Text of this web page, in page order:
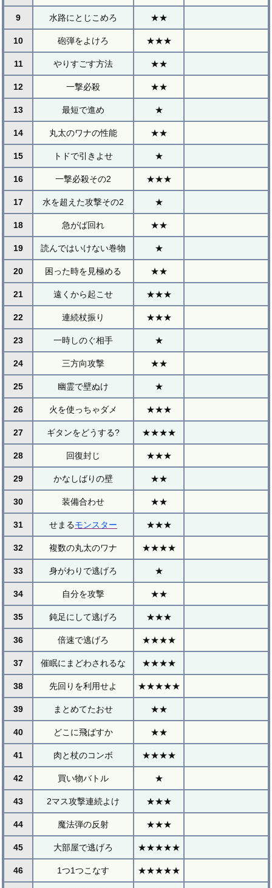
9 水路にとじこめろ ★★
10 砲弾をよけろ ★★★
11 やりすごす方法 ★★
12 一撃必殺 ★★
13 最短で進め ★
14 丸太のワナの性能 ★★
15 トドで引きよせ ★
16 一撃必殺その2 ★★★
17 水を超えた攻撃その2 ★
18 急がば回れ ★★
19 読んではいけない巻物 ★
20 困った時を見極める ★★
21 遠くから起こせ ★★★
22 連続杖振り ★★★
23 一時しのぐ相手 ★
24 三方向攻撃 ★★
25 幽霊で壁ぬけ ★
26 火を使っちゃダメ ★★★
27 ギタンをどうする? ★★★★
28 回復封じ ★★★
29 かなしばりの壁 ★★
30 装備合わせ ★★
31 せまるモンスター ★★★
32 複数の丸太のワナ ★★★★
33 身がわりで逃げろ ★
34 自分を攻撃 ★★
35 鈍足にして逃げろ ★★★
36 倍速で逃げろ ★★★★
37 催眠にまどわされるな ★★★★
38 先回りを利用せよ ★★★★★
39 まとめてたおせ ★★
40 どこに飛ばすか ★★
41 肉と杖のコンボ ★★★★
42 買い物バトル ★
43 2マス攻撃連続よけ ★★★
44 魔法弾の反射 ★★★
45 大部屋で逃げろ ★★★★★
46 1つ1つこなす ★★★★★